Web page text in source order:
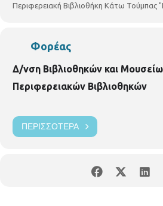
Περιφερειακή Βιβλιοθήκη Κάτω Τούμπας
Φορέας
Δ/νση Βιβλιοθηκών και
Περιφερειακών Βιβλιοθηκών
ΠΕΡΙΣΣΌΤΕΡΑ